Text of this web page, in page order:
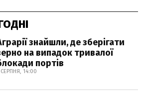
знайшли, де зберігати
на випадок тривалої
портів
СЕРПНЯ, 14:00